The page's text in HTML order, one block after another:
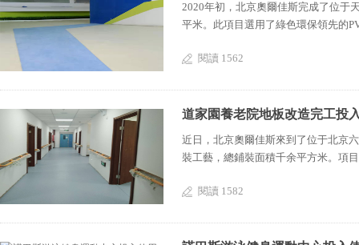
2020年初，北京奧爾佳斯完成了位于
平米。此項目選用了綠色環保領先的
閱讀 1562
道家園養老院地板改造完工投
近日，北京奧爾佳斯來到了位于北京
裝工藝，總鋪裝面積千余平方米。項
閱讀 1582